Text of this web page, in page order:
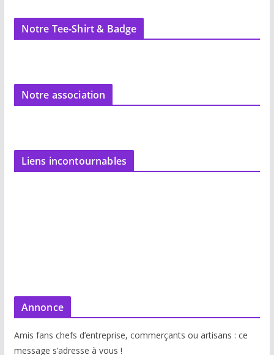
Notre Tee-Shirt & Badge
Notre association
Liens incontournables
Annonce
Amis fans chefs d’entreprise, commerçants ou artisans : ce
message s’adresse à vous !